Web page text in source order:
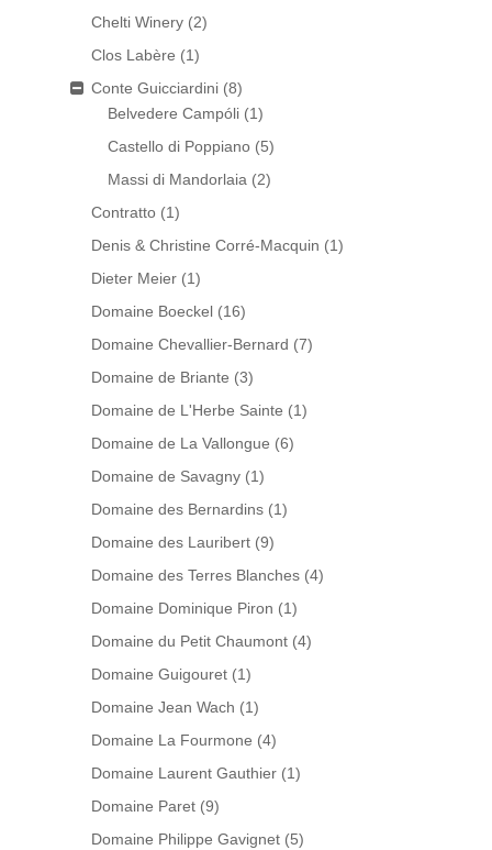
Chelti Winery (2)
Clos Labère (1)
Conte Guicciardini (8)
Belvedere Campóli (1)
Castello di Poppiano (5)
Massi di Mandorlaia (2)
Contratto (1)
Denis & Christine Corré-Macquin (1)
Dieter Meier (1)
Domaine Boeckel (16)
Domaine Chevallier-Bernard (7)
Domaine de Briante (3)
Domaine de L'Herbe Sainte (1)
Domaine de La Vallongue (6)
Domaine de Savagny (1)
Domaine des Bernardins (1)
Domaine des Lauribert (9)
Domaine des Terres Blanches (4)
Domaine Dominique Piron (1)
Domaine du Petit Chaumont (4)
Domaine Guigouret (1)
Domaine Jean Wach (1)
Domaine La Fourmone (4)
Domaine Laurent Gauthier (1)
Domaine Paret (9)
Domaine Philippe Gavignet (5)